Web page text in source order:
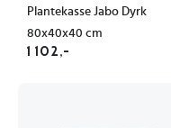
Plantekasse Jabo Dyrk
80x40x40 cm
1 102,-